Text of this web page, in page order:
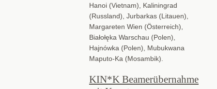
Hanoi (Vietnam), Kaliningrad
(Russland), Jurbarkas (Litauen),
Margareten Wien (Österreich),
Białołęka Warschau (Polen),
Hajnówka (Polen), Mubukwana
Maputo-Ka (Mosambik).
KIN*K Beamerübernahme